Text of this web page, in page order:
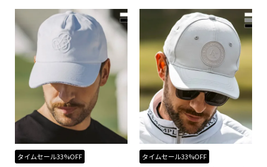
タイムセール33%OFF タイムセール33%OFF